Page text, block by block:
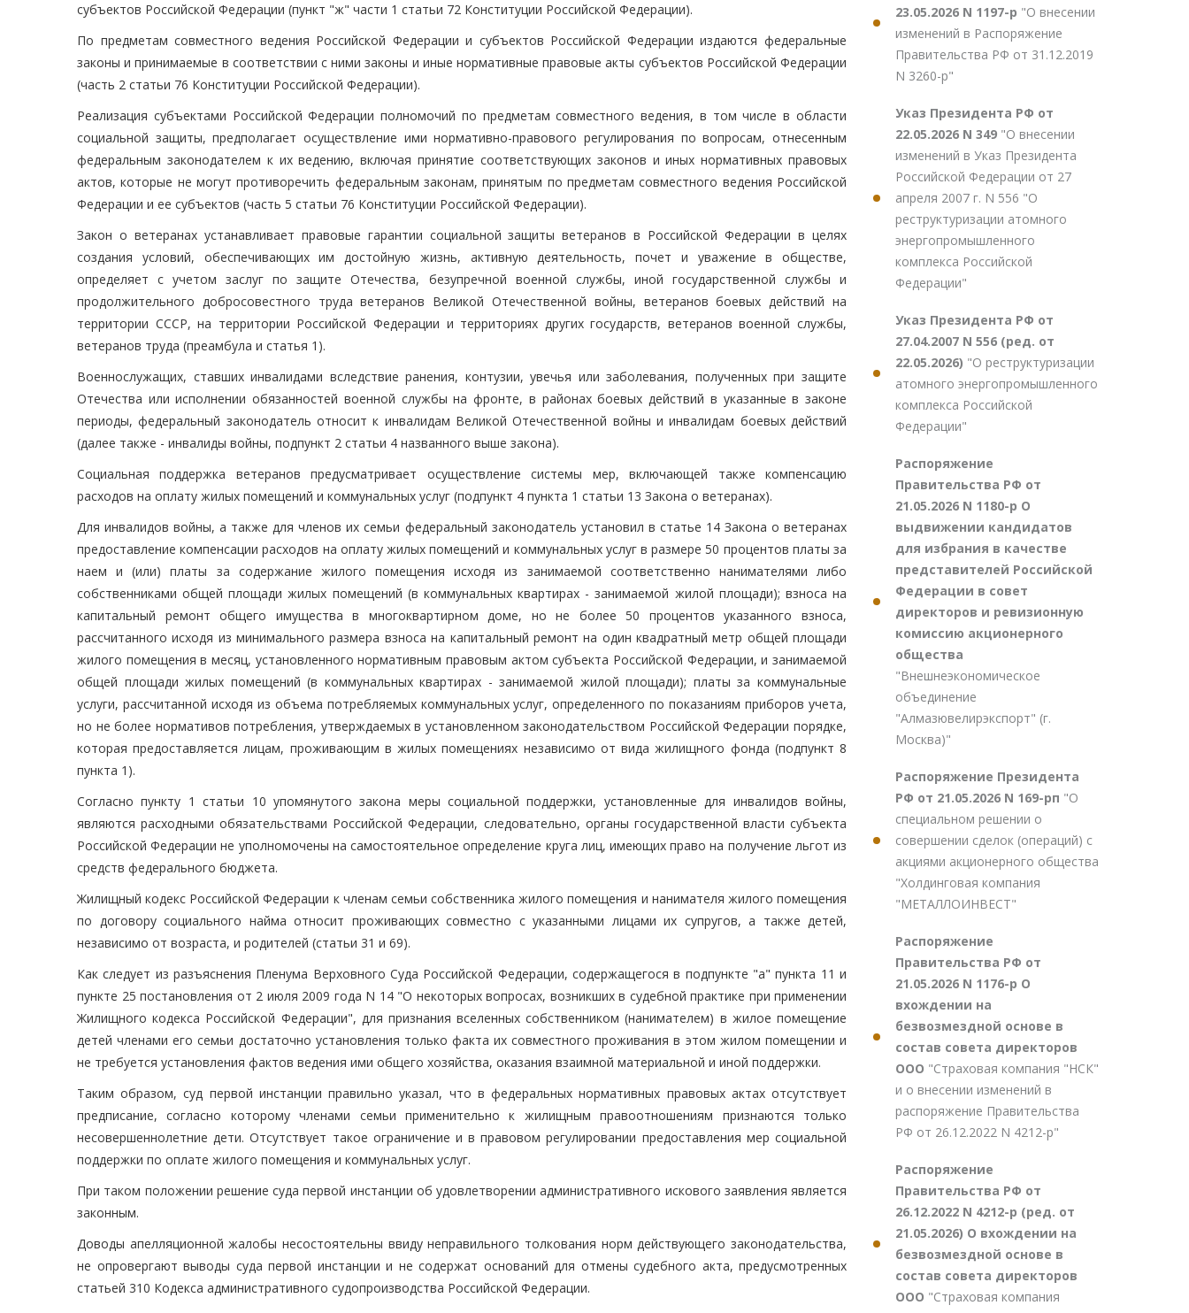
субъектов Российской Федерации (пункт "ж" части 1 статьи 72 Конституции Российской Федерации).
По предметам совместного ведения Российской Федерации и субъектов Российской Федерации издаются федеральные
законы и принимаемые в соответствии с ними законы и иные нормативные правовые акты субъектов Российской Федерации
(часть 2 статьи 76 Конституции Российской Федерации).
Реализация субъектами Российской Федерации полномочий по предметам совместного ведения, в том числе в области
социальной защиты, предполагает осуществление ими нормативно-правового регулирования по вопросам, отнесенным
федеральным законодателем к их ведению, включая принятие соответствующих законов и иных нормативных правовых
актов, которые не могут противоречить федеральным законам, принятым по предметам совместного ведения Российской
Федерации и ее субъектов (часть 5 статьи 76 Конституции Российской Федерации).
Закон о ветеранах устанавливает правовые гарантии социальной защиты ветеранов в Российской Федерации в целях
создания условий, обеспечивающих им достойную жизнь, активную деятельность, почет и уважение в обществе,
определяет с учетом заслуг по защите Отечества, безупречной военной службы, иной государственной службы и
продолжительного добросовестного труда ветеранов Великой Отечественной войны, ветеранов боевых действий на
территории СССР, на территории Российской Федерации и территориях других государств, ветеранов военной службы,
ветеранов труда (преамбула и статья 1).
Военнослужащих, ставших инвалидами вследствие ранения, контузии, увечья или заболевания, полученных при защите
Отечества или исполнении обязанностей военной службы на фронте, в районах боевых действий в указанные в законе
периоды, федеральный законодатель относит к инвалидам Великой Отечественной войны и инвалидам боевых действий
(далее также - инвалиды войны, подпункт 2 статьи 4 названного выше закона).
Социальная поддержка ветеранов предусматривает осуществление системы мер, включающей также компенсацию
расходов на оплату жилых помещений и коммунальных услуг (подпункт 4 пункта 1 статьи 13 Закона о ветеранах).
Для инвалидов войны, а также для членов их семьи федеральный законодатель установил в статье 14 Закона о ветеранах
предоставление компенсации расходов на оплату жилых помещений и коммунальных услуг в размере 50 процентов платы за
наем и (или) платы за содержание жилого помещения исходя из занимаемой соответственно нанимателями либо
собственниками общей площади жилых помещений (в коммунальных квартирах - занимаемой жилой площади); взноса на
капитальный ремонт общего имущества в многоквартирном доме, но не более 50 процентов указанного взноса,
рассчитанного исходя из минимального размера взноса на капитальный ремонт на один квадратный метр общей площади
жилого помещения в месяц, установленного нормативным правовым актом субъекта Российской Федерации, и занимаемой
общей площади жилых помещений (в коммунальных квартирах - занимаемой жилой площади); платы за коммунальные
услуги, рассчитанной исходя из объема потребляемых коммунальных услуг, определенного по показаниям приборов учета,
но не более нормативов потребления, утверждаемых в установленном законодательством Российской Федерации порядке,
которая предоставляется лицам, проживающим в жилых помещениях независимо от вида жилищного фонда (подпункт 8
пункта 1).
Согласно пункту 1 статьи 10 упомянутого закона меры социальной поддержки, установленные для инвалидов войны,
являются расходными обязательствами Российской Федерации, следовательно, органы государственной власти субъекта
Российской Федерации не уполномочены на самостоятельное определение круга лиц, имеющих право на получение льгот из
средств федерального бюджета.
Жилищный кодекс Российской Федерации к членам семьи собственника жилого помещения и нанимателя жилого помещения
по договору социального найма относит проживающих совместно с указанными лицами их супругов, а также детей,
независимо от возраста, и родителей (статьи 31 и 69).
Как следует из разъяснения Пленума Верховного Суда Российской Федерации, содержащегося в подпункте "а" пункта 11 и
пункте 25 постановления от 2 июля 2009 года N 14 "О некоторых вопросах, возникших в судебной практике при применении
Жилищного кодекса Российской Федерации", для признания вселенных собственником (нанимателем) в жилое помещение
детей членами его семьи достаточно установления только факта их совместного проживания в этом жилом помещении и
не требуется установления фактов ведения ими общего хозяйства, оказания взаимной материальной и иной поддержки.
Таким образом, суд первой инстанции правильно указал, что в федеральных нормативных правовых актах отсутствует
предписание, согласно которому членами семьи применительно к жилищным правоотношениям признаются только
несовершеннолетние дети. Отсутствует такое ограничение и в правовом регулировании предоставления мер социальной
поддержки по оплате жилого помещения и коммунальных услуг.
При таком положении решение суда первой инстанции об удовлетворении административного искового заявления является
законным.
Доводы апелляционной жалобы несостоятельны ввиду неправильного толкования норм действующего законодательства,
не опровергают выводы суда первой инстанции и не содержат оснований для отмены судебного акта, предусмотренных
статьей 310 Кодекса административного судопроизводства Российской Федерации.
23.05.2026 N 1197-р "О внесении
изменений в Распоряжение
Правительства РФ от 31.12.2019
N 3260-р"
Указ Президента РФ от
22.05.2026 N 349 "О внесении
изменений в Указ Президента
Российской Федерации от 27
апреля 2007 г. N 556 "О
реструктуризации атомного
энергопромышленного
комплекса Российской
Федерации"
Указ Президента РФ от
27.04.2007 N 556 (ред. от
22.05.2026) "О реструктуризации
атомного энергопромышленного
комплекса Российской
Федерации"
Распоряжение
Правительства РФ от
21.05.2026 N 1180-р О
выдвижении кандидатов
для избрания в качестве
представителей Российской
Федерации в совет
директоров и ревизионную
комиссию акционерного
общества
"Внешнеэкономическое
объединение
"Алмазювелирэкспорт" (г.
Москва)"
Распоряжение Президента
РФ от 21.05.2026 N 169-рп "О
специальном решении о
совершении сделок (операций) с
акциями акционерного общества
"Холдинговая компания
"МЕТАЛЛОИНВЕСТ"
Распоряжение
Правительства РФ от
21.05.2026 N 1176-р О
вхождении на
безвозмездной основе в
состав совета директоров
ООО "Страховая компания "НСК"
и о внесении изменений в
распоряжение Правительства
РФ от 26.12.2022 N 4212-р"
Распоряжение
Правительства РФ от
26.12.2022 N 4212-р (ред. от
21.05.2026) О вхождении на
безвозмездной основе в
состав совета директоров
ООО "Страховая компания